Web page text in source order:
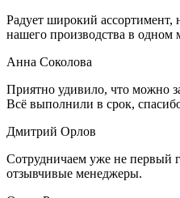
Радует широкий
нашего производства в одном
Анна Соколова
Приятно удивило, что можно
Всё выполнили в срок,
Дмитрий Орлов
Сотрудничаем уже не первый
отзывчивые менеджеры.